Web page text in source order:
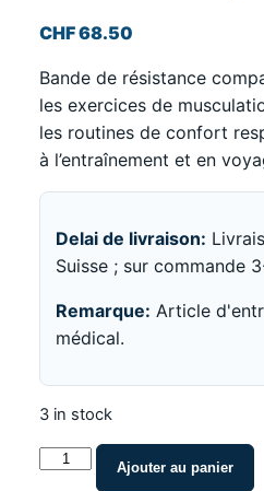
CHF68.50
Bande de résistance
les exercices de
les routines de confort
à l’entraînement et en
Delai de livraison:
Suisse ; sur commande
Remarque: Article
médical.
3 in stock
Bande
Ajouter au panier